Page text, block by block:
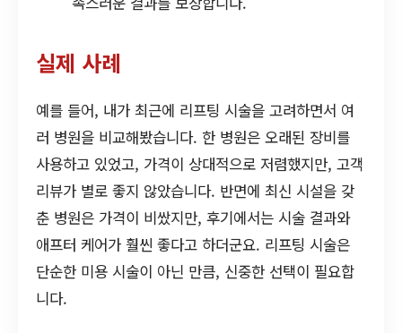
실제 사례
예를 들어, 내가 최근에 리프팅 시술을 고려하면서 여
러 병원을 비교해봤습니다. 한 병원은 오래된 장비를
사용하고 있었고, 가격이 상대적으로 저렴했지만, 고객
리뷰가 별로 좋지 않았습니다. 반면에 최신 시설을 갖
춘 병원은 가격이 비쌌지만, 후기에서는 시술 결과와
애프터 케어가 훨씬 좋다고 하더군요. 리프팅 시술은
단순한 미용 시술이 아닌 만큼, 신중한 선택이 필요합
니다.